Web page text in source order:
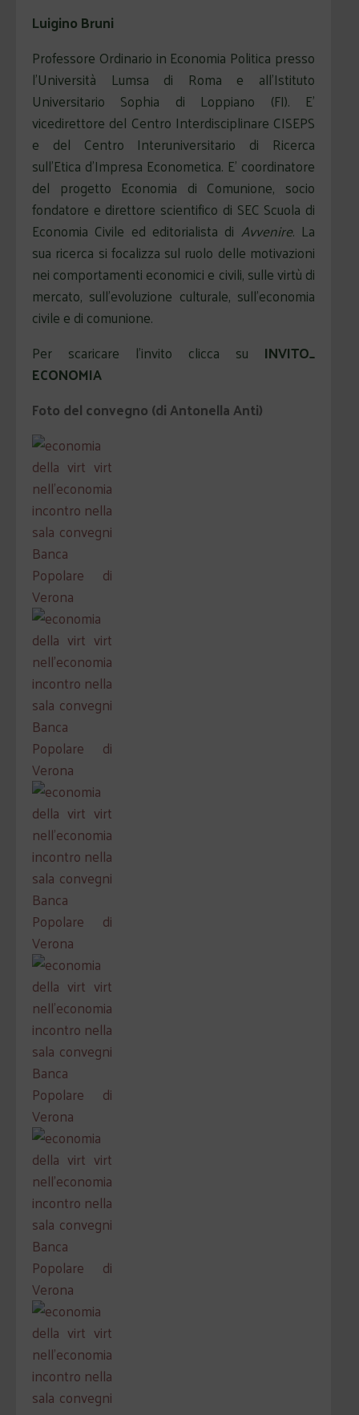
Luigino Bruni
Professore Ordinario in Economia Politica presso
l’Università Lumsa di Roma e all’Istituto
Universitario Sophia di Loppiano (FI). E’
vicedirettore del Centro Interdisciplinare CISEPS
e del Centro Interuniversitario di Ricerca
sull’Etica d’Impresa Econometica. E’ coordinatore
del progetto Economia di Comunione, socio
fondatore e direttore scientifico di SEC Scuola di
Economia Civile ed editorialista di Avvenire. La
sua ricerca si focalizza sul ruolo delle motivazioni
nei comportamenti economici e civili, sulle virtù di
mercato, sull’evoluzione culturale, sull’economia
civile e di comunione.
Per scaricare l’invito clicca su INVITO_
ECONOMIA
Foto del convegno (di Antonella Anti)